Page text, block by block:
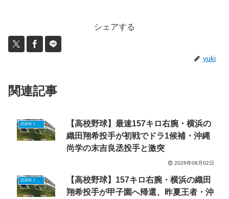
シェアする
yuki
関連記事
2026年ドラフトニュース
【高校野球】最速157キロ右腕・横浜の
織田翔希投手が初戦でドラ1候補・沖縄
尚学の末吉良丞投手と激突
2026年08月02日
【高校野球】157キロ右腕・横浜の織田
翔希投手が甲子園へ帰還、昨夏王者・沖